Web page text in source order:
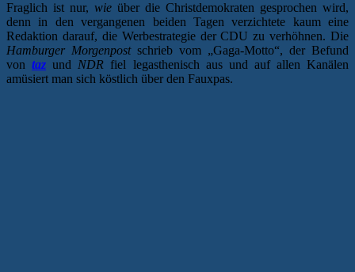
Fraglich ist nur, wie über die Christdemokraten gesprochen wird,
denn in den vergangenen beiden Tagen verzichtete kaum eine
Redaktion darauf, die Werbestrategie der CDU zu verhöhnen. Die
Hamburger Morgenpostschrieb vom „Gaga-Motto“, der Befund
vontaz und NDR fiel legasthenisch aus und auf allen Kanälen
amüsiert man sich köstlich über den Fauxpas.